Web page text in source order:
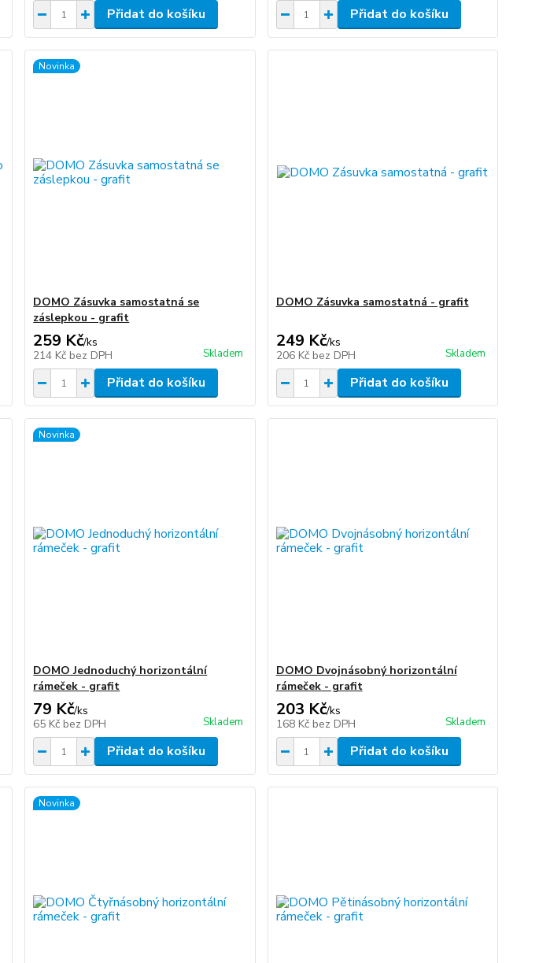
Přidat do košíku Přidat do košíku
Novinka
DOMO Zásuvka samostatná se
záslepkou - grafit
259 Kč/ks
214 Kč bez DPH Skladem
Přidat do košíku
DOMO Zásuvka samostatná - grafit
249 Kč/ks
206 Kč bez DPH Skladem
Přidat do košíku
Novinka
DOMO Jednoduchý horizontální
rámeček - grafit
79 Kč/ks
65 Kč bez DPH Skladem
Přidat do košíku
DOMO Dvojnásobný horizontální
rámeček - grafit
203 Kč/ks
168 Kč bez DPH Skladem
Přidat do košíku
Novinka